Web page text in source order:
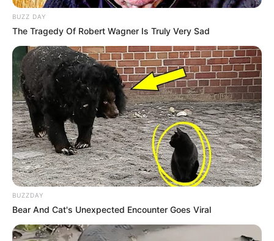
BUZZ DAY
The Tragedy Of Robert Wagner Is Truly Very Sad
BUZZDAY
Bear And Cat's Unexpected Encounter Goes Viral